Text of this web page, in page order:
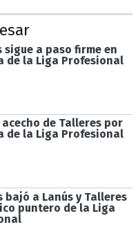
sigue a paso firme en
de la Liga Profesional
acecho de Talleres por
de la Liga Profesional
bajó a Lanús y Talleres
puntero de la Liga